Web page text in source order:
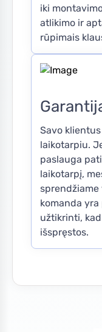
iki
atlikimo ir
rūpimais
Savo
laikotarpiu.
paslauga
laikotarpį,
sprendžiame
komanda
užtikrinti,
išspręstos.